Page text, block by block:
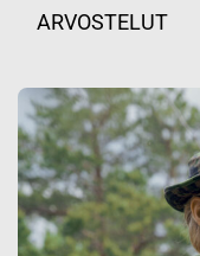
ARVOSTELUT